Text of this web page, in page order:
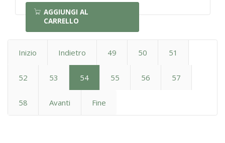
AGGIUNGI AL
CARRELLO
Inizio Indietro 49 50 51
52 53 54 55 56 57
58 Avanti Fine